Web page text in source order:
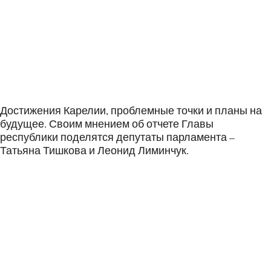
Достижения Карелии, проблемные точки и планы на
будущее. Своим мнением об отчете Главы
республики поделятся депутаты парламента –
Татьяна Тишкова и Леонид Лиминчук.